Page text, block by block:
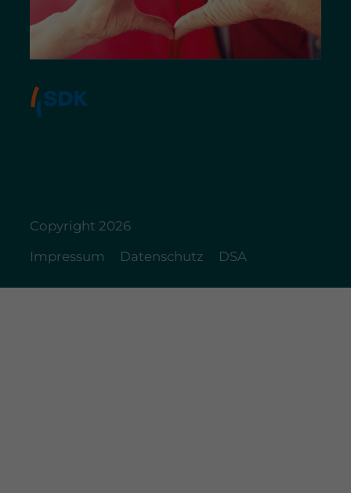
Copyright 2026
Impressum
Datenschutz DSA